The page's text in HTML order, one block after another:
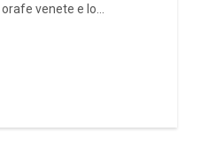
venete e lo...